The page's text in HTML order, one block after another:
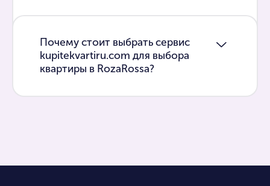
Почему стоит выбрать сервис
kupitekvartiru.com для выбора
квартиры в RozaRossa?